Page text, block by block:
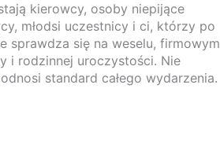
kierowcy, osoby niepijące
młodsi uczestnicy i ci, którzy po
sprawdza się na weselu, firmowym
i rodzinnej uroczystości. Nie
standard całego wydarzenia.